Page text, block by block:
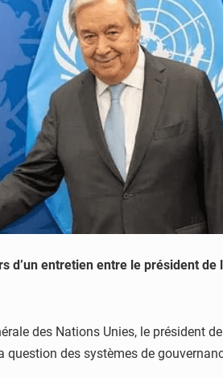
d’un entretien entre le président
des Nations Unies, le président
des systèmes de